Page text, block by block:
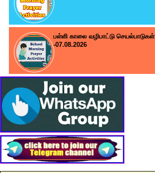
பள்ளி காலை வழிபாட்டு செயல்பாடுகள்
-07.08.2026